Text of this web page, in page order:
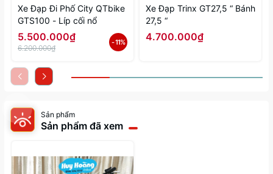
Xe Đạp Đi Phố City QTbike
GTS100 - Líp cối nổ
5.500.000₫
6.200.000₫
- 11%
Xe Đạp Trinx GT27,5 “ Bánh
27,5 “
4.700.000₫
Sản phẩm
Sản phẩm đã xem